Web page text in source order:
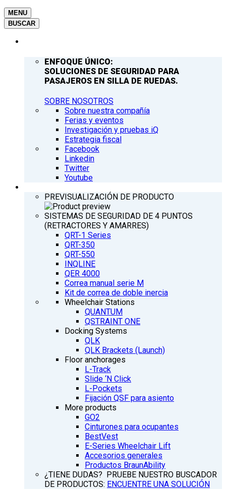
MENU
BUSCAR
ENFOQUE ÚNICO:
SOLUCIONES DE SEGURIDAD PARA
PASAJEROS EN SILLA DE RUEDAS.
SOBRE NOSOTROS
Sobre nuestra compañía
Ferias y eventos
Investigación y pruebas iQ
Estrategia fiscal
Facebook
Linkedin
Twitter
Youtube
PREVISUALIZACIÓN DE PRODUCTO
SISTEMAS DE SEGURIDAD DE 4 PUNTOS
(RETRACTORES Y AMARRES)
QRT-1 Series
QRT-350
QRT-550
INQLINE
QER 4000
Correa manual serie M
Kit de correa de doble inercia
Wheelchair Stations
QUANTUM
QSTRAINT ONE
Docking Systems
QLK
QLK Brackets (Launch)
Floor anchorages
L-Track
Slide ‘N Click
L-Pockets
Fijación QSF para asiento
More products
GO2
Cinturones para ocupantes
BestVest
E-Series Wheelchair Lift
Accesorios generales
Productos BraunAbility
¿TIENE DUDAS? PRUEBE NUESTRO BUSCADOR
DE PRODUCTOS: ENCUENTRE UNA SOLUCIÓN